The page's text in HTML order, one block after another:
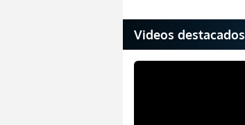
Videos destacados